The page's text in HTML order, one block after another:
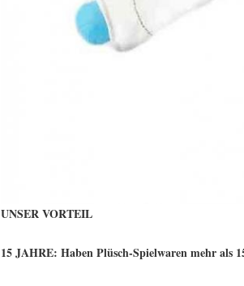
UNSER VORTEIL
15 JAHRE: Haben Plüsch-Spielwaren mehr als